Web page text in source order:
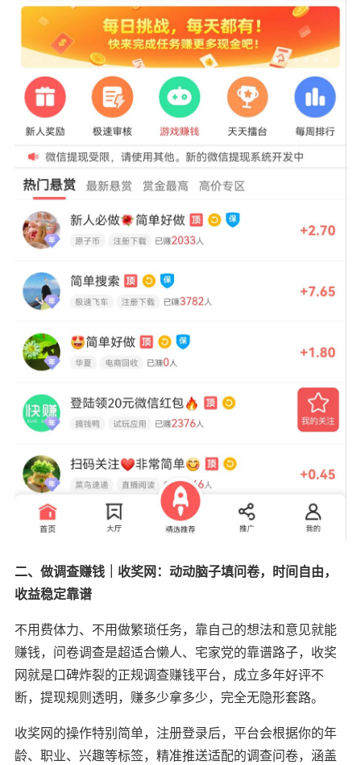
二、做调查赚钱｜收奖网：动动脑子填问卷，时间自由，
收益稳定靠谱
不用费体力、不用做繁琐任务，靠自己的想法和意见就能
赚钱，问卷调查是超适合懒人、宅家党的靠谱路子，收奖
网就是口碑炸裂的正规调查赚钱平台，成立多年好评不
断，提现规则透明，赚多少拿多少，完全无隐形套路。
收奖网的操作特别简单，注册登录后，平台会根据你的年
龄、职业、兴趣等标签，精准推送适配的调查问卷，涵盖